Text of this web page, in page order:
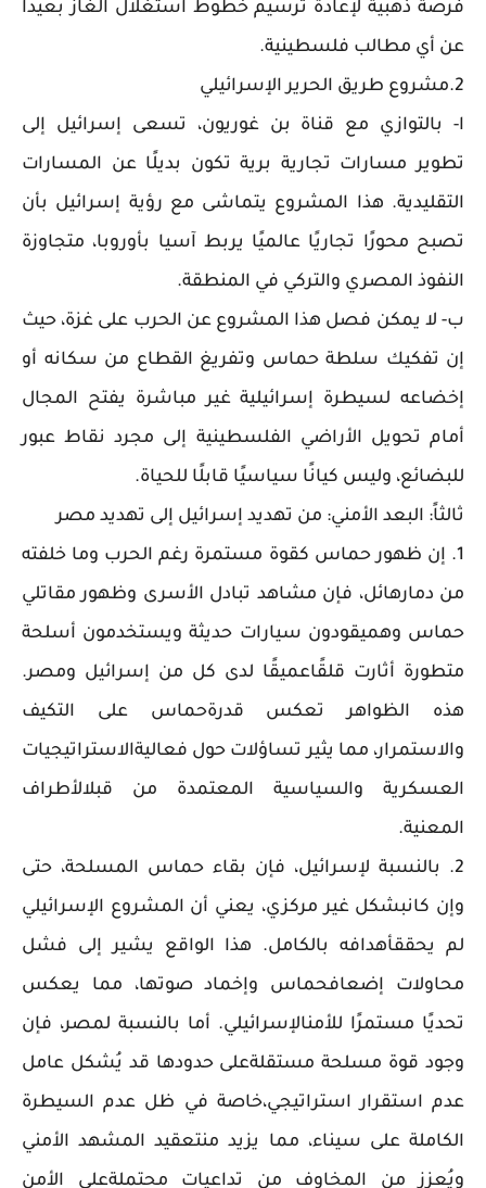
فرصة ذهبية لإعادة ترسيم خطوط استغلال الغاز بعيدًا
عن أي مطالب فلسطينية.
2.مشروع طريق الحرير الإسرائيلي
ا- بالتوازي مع قناة بن غوريون، تسعى إسرائيل إلى
تطوير مسارات تجارية برية تكون بديلًا عن المسارات
التقليدية. هذا المشروع يتماشى مع رؤية إسرائيل بأن
تصبح محورًا تجاريًا عالميًا يربط آسيا بأوروبا، متجاوزة
النفوذ المصري والتركي في المنطقة.
ب- لا يمكن فصل هذا المشروع عن الحرب على غزة، حيث
إن تفكيك سلطة حماس وتفريغ القطاع من سكانه أو
إخضاعه لسيطرة إسرائيلية غير مباشرة يفتح المجال
أمام تحويل الأراضي الفلسطينية إلى مجرد نقاط عبور
للبضائع، وليس كيانًا سياسيًا قابلًا للحياة.
ثالثاً: البعد الأمني: من تهديد إسرائيل إلى تهديد مصر
1. إن ظهور حماس كقوة مستمرة رغم الحرب وما خلفته
من دمارهائل، فإن مشاهد تبادل الأسرى وظهور مقاتلي
حماس وهميقودون سيارات حديثة ويستخدمون أسلحة
متطورة أثارت قلقًاعميقًا لدى كل من إسرائيل ومصر.
هذه الظواهر تعكس قدرةحماس على التكيف
والاستمرار، مما يثير تساؤلات حول فعاليةالاستراتيجيات
العسكرية والسياسية المعتمدة من قبلالأطراف
المعنية.
2. بالنسبة لإسرائيل، فإن بقاء حماس المسلحة، حتى
وإن كانبشكل غير مركزي، يعني أن المشروع الإسرائيلي
لم يحققأهدافه بالكامل. هذا الواقع يشير إلى فشل
محاولات إضعافحماس وإخماد صوتها، مما يعكس
تحديًا مستمرًا للأمنالإسرائيلي. أما بالنسبة لمصر، فإن
وجود قوة مسلحة مستقلةعلى حدودها قد يُشكل عامل
عدم استقرار استراتيجي،خاصة في ظل عدم السيطرة
الكاملة على سيناء، مما يزيد منتعقيد المشهد الأمني
ويُعزز من المخاوف من تداعيات محتملةعلى الأمن